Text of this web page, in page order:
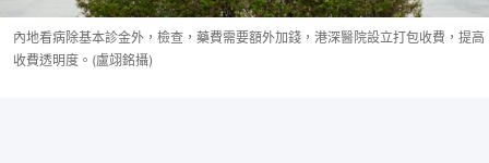
內地看病除基本診金外，檢查，藥費需要額外加錢，港深醫院設立打包收費，提高
收費透明度。(盧翊銘攝)